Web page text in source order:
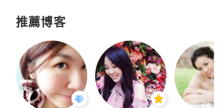
推薦博客